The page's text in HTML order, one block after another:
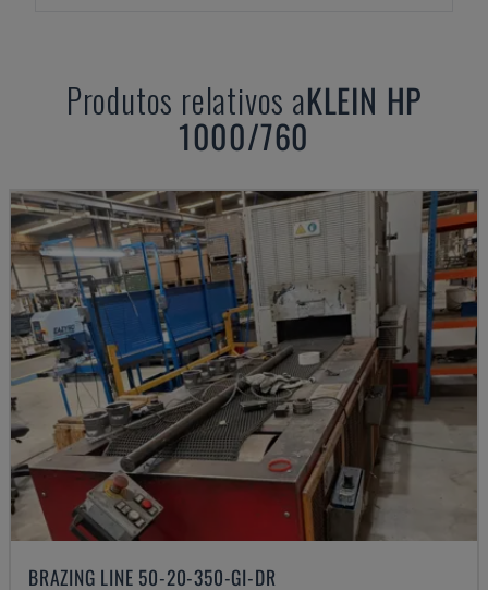
Produtos relativos aKLEIN HP
1000/760
BRAZING LINE 50-20-350-GI-DR